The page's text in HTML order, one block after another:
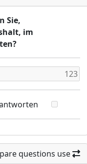
Sie,
im
questions use